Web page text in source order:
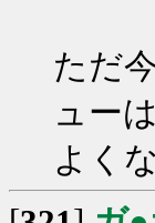
ただ
ュー
よく